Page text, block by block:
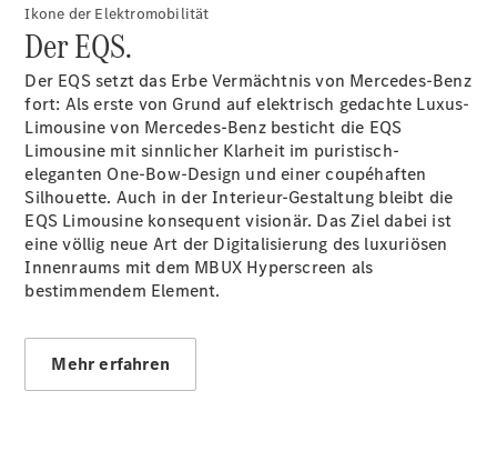
GLB Elektrisch
GLB
GLC
GLC
GLC Coupé
GLE
GLE
Neu
GLE Coupé
GLE
Coupé
GLS
GLS
Neu
Mercedes-
GLS SUV
Mercedes-
Maybach
Neu
Ikone der Elektromobilität
Der EQS.
Der EQS setzt das Erbe Vermächtnis von Mercedes-Benz
fort: Als erste von Grund auf elektrisch gedachte Luxus-
Limousine von Mercedes-Benz besticht die EQS
Limousine mit sinnlicher Klarheit im puristisch-
eleganten One-Bow-Design und einer coupéhaften
Silhouette. Auch in der Interieur-Gestaltung bleibt die
EQS Limousine konsequent visionär. Das Ziel dabei ist
eine völlig neue Art der Digitalisierung des luxuriösen
Innenraums mit dem MBUX Hyperscreen als
bestimmendem Element.
Mehr erfahren